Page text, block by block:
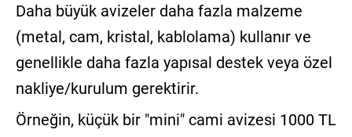
Kullanıcı
Sözleşmesi
Daha büyük avizeler daha fazla malzeme
(metal, cam, kristal, kablolama) kullanır ve
genellikle daha fazla yapısal destek veya özel
nakliye/kurulum gerektirir.
Örneğin, küçük bir "mini" cami avizesi 1000 TL